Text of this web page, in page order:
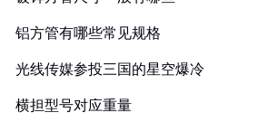
铝方管有哪些常见规格
光线传媒参投三国的星空爆冷
横担型号对应重量